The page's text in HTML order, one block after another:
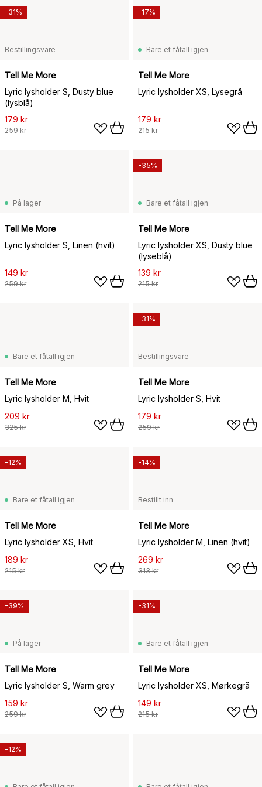
Bestillingsvare
Tell Me More
Lyric lysholder S, Dusty blue
(lysblå)
179 kr
259 kr
-31%
Bare et fåtall igjen
Tell Me More
Lyric lysholder XS, Lysegrå
179 kr
215 kr
-17%
På lager
Tell Me More
Lyric lysholder S, Linen (hvit)
149 kr
259 kr
Bare et fåtall igjen
Tell Me More
Lyric lysholder XS, Dusty blue
(lyseblå)
139 kr
215 kr
-35%
Bare et fåtall igjen
Tell Me More
Lyric lysholder M, Hvit
209 kr
325 kr
Bestillingsvare
Tell Me More
Lyric lysholder S, Hvit
179 kr
259 kr
-31%
Bare et fåtall igjen
Tell Me More
Lyric lysholder XS, Hvit
189 kr
215 kr
-12%
Bestillt inn
Tell Me More
Lyric lysholder M, Linen (hvit)
269 kr
313 kr
-14%
På lager
Tell Me More
Lyric lysholder S, Warm grey
159 kr
259 kr
-39%
Bare et fåtall igjen
Tell Me More
Lyric lysholder XS, Mørkegrå
149 kr
215 kr
-31%
-12%